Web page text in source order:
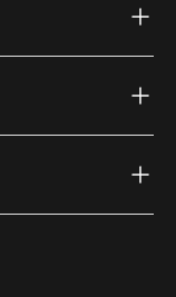
link) link)
(external